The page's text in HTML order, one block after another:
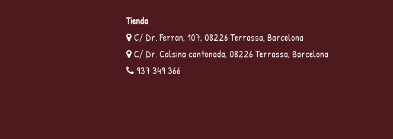
Tienda
C/ Dr. Ferran, 107, 08226 Terrassa, Barcelona
C/ Dr. Calsina cantonada, 08226 Terrassa, Barcelona
937 349 366